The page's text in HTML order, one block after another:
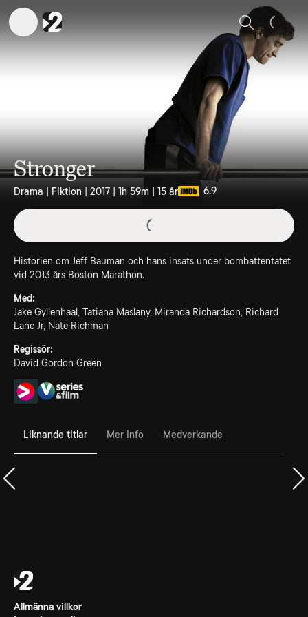
Sök
Stronger
Drama | Fiktion | 2017 | 1h 59m | 15 år 6.9
Historien om Jeff Bauman och hans insats under bombattentatet
vid 2013 års Boston Marathon.
Med:
Jake Gyllenhaal, Tatiana Maslany, Miranda Richardson, Richard
Lane Jr, Nate Richman
Regissör:
David Gordon Green
Liknande titlar Mer info Medverkande
Allmänna villkor